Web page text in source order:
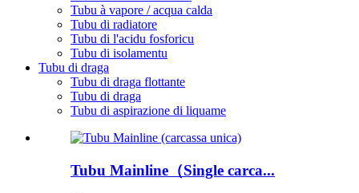
Tubu à vapore / acqua calda
Tubu di radiatore
Tubu di l'acidu fosforicu
Tubu di isolamentu
Tubu di draga
Tubu di draga flottante
Tubu di draga
Tubu di aspirazione di liquame
Tubu Mainline（Single carca...